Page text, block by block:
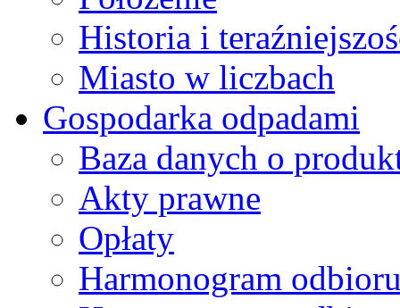
Historia i
Miasto w liczbach
Gospodarka odpadami
Baza danych o
Akty prawne
Opłaty
Harmonogram